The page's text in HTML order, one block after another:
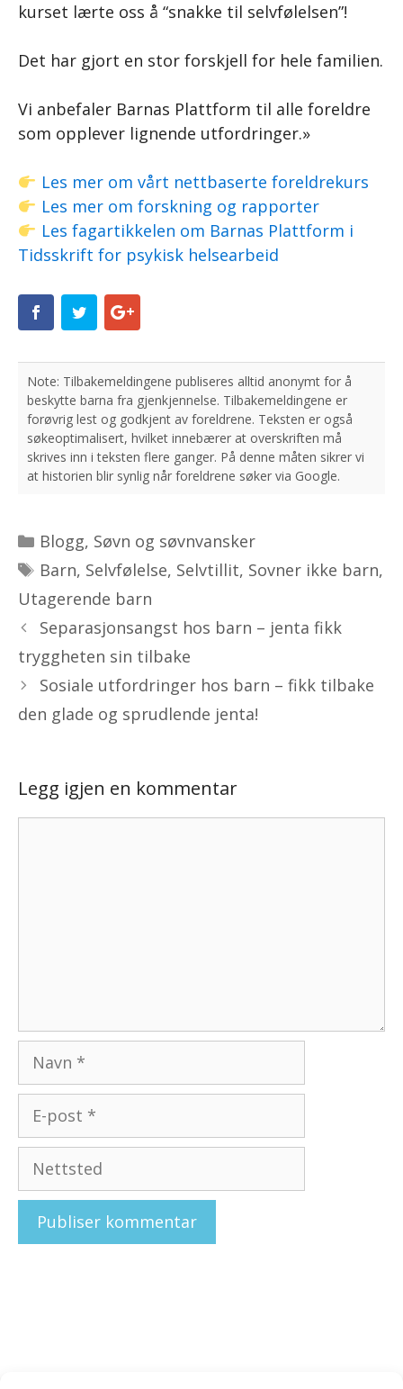
kurset lærte oss å “snakke til selvfølelsen”!
Det har gjort en stor forskjell for hele familien.
Vi anbefaler Barnas Plattform til alle foreldre
som opplever lignende utfordringer.»
Les mer om vårt nettbaserte foreldrekurs
Les mer om forskning og rapporter
Les fagartikkelen om Barnas Plattform i
Tidsskrift for psykisk helsearbeid
Kategorier
Blogg, Søvn og søvnvansker
Stikkord
Barn, Selvfølelse, Selvtillit, Sovner ikke barn,
Utagerende barn
Separasjonsangst hos barn – jenta fikk
tryggheten sin tilbake
Sosiale utfordringer hos barn – fikk tilbake
den glade og sprudlende jenta!
Legg igjen en kommentar
Navn
post
Nettsted